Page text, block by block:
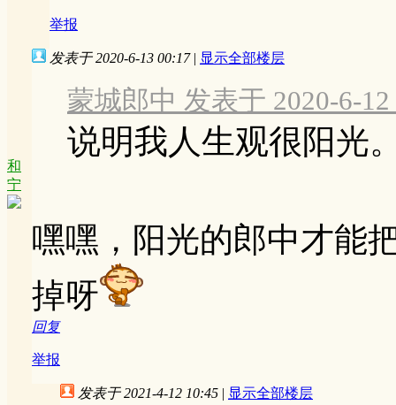
举报
和
宁
发表于 2020-6-13 00:17 | 显示全部楼层
蒙城郎中 发表于 2020-6-12
说明我人生观很阳光
嘿嘿，阳光的郎中才能
掉呀
回复
举报
发表于 2021-4-12 10:45 | 显示全部楼层